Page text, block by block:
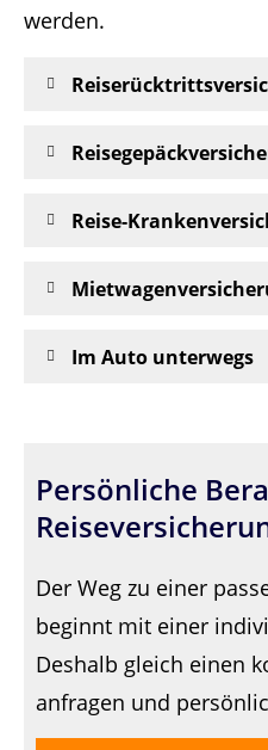
werden.
Reise-
Im Auto unterwegs
Persönliche
Der Weg zu einer
beginnt mit einer
Deshalb gleich einen
anfragen und